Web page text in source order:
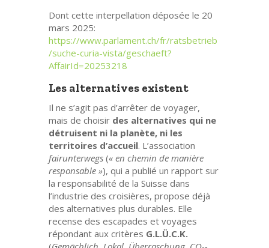
Dont cette interpellation déposée le 20
mars 2025:
https://www.parlament.ch/fr/ratsbetrieb
/suche-curia-vista/geschaeft?
AffairId=20253218
Les alternatives existent
Il ne s’agit pas d’arrêter de voyager,
mais de choisir des alternatives qui ne
détruisent ni la planète, ni les
territoires d’accueil. L’association
fairunterwegs(« en chemin de manière
responsable »), qui a publié un rapport sur
la responsabilité de la Suisse dans
l’industrie des croisières, propose déjà
des alternatives plus durables. Elle
recense des escapades et voyages
répondant aux critères G.L.Ü.C.K.